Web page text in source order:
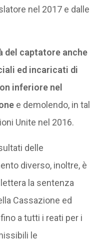
nel 2017 e dalle
del captatore anche
ed incaricati di
inferiore nel
e demolendo, in tal
Unite nel 2016.
delle
diverso, inoltre, è
la sentenza
Cassazione ed
a tutti i reati per i
le